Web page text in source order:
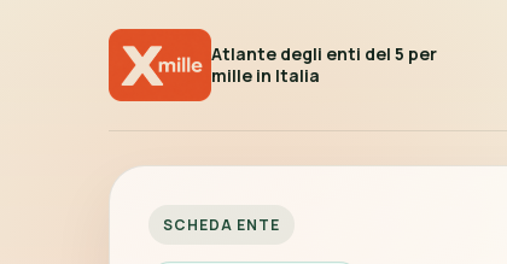
Atlante degli enti del 5 per
mille in Italia
SCHEDA ENTE